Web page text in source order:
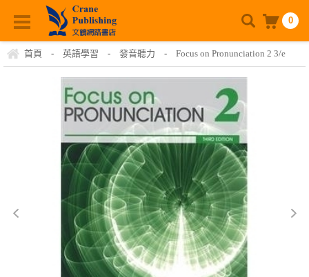
0
首頁 - 英語學習 - 發音聽力 - Focus on Pronunciation 2 3/e